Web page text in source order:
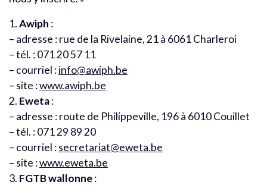
1.Awiph :
– adresse : rue de la Rivelaine, 21 à 6061 Charleroi
– tél. : 071 20 57 11
– courriel :info@awiph.be
– site :www.awiph.be
2. Eweta:
– adresse : route de Philippeville, 196 à 6010 Couillet
– tél. : 071 29 89 20
– courriel :secretariat@eweta.be
– site :www.eweta.be
3. FGTB wallonne: